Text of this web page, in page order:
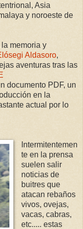
Asia
y noroeste de
memoria y
Aldasoro,
aventuras tras las
documento PDF, un
en la
actual por lo
Intermitentemen
te en la prensa
suelen salir
noticias de
buitres que
atacan rebaños
vivos, ovejas,
vacas, cabras,
etc..... estas